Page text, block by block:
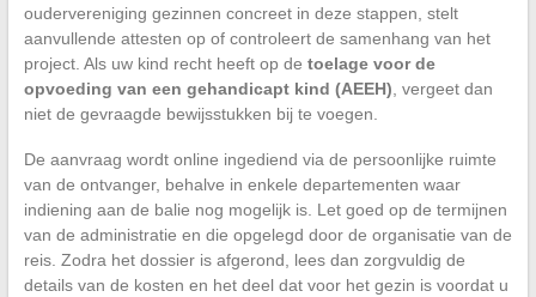
oudervereniging gezinnen concreet in deze stappen, stelt
aanvullende attesten op of controleert de samenhang van het
project. Als uw kind recht heeft op de toelage voor de
opvoeding van een gehandicapt kind (AEEH) , vergeet dan
niet de gevraagde bewijsstukken bij te voegen.
De aanvraag wordt online ingediend via de persoonlijke ruimte
van de ontvanger, behalve in enkele departementen waar
indiening aan de balie nog mogelijk is. Let goed op de termijnen
van de administratie en die opgelegd door de organisatie van de
reis. Zodra het dossier is afgerond, lees dan zorgvuldig de
details van de kosten en het deel dat voor het gezin is voordat u